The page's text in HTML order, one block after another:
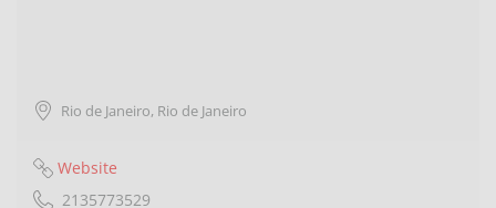
Rio de Janeiro, Rio de Janeiro
Website
2135773529